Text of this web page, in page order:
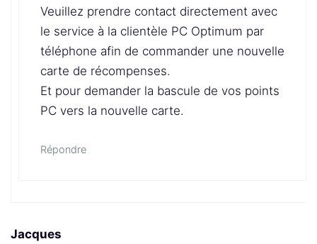
Veuillez prendre contact directement avec
le service à la clientèle PC Optimum par
téléphone afin de commander une nouvelle
carte de récompenses.
Et pour demander la bascule de vos points
PC vers la nouvelle carte.
Répondre
Jacques